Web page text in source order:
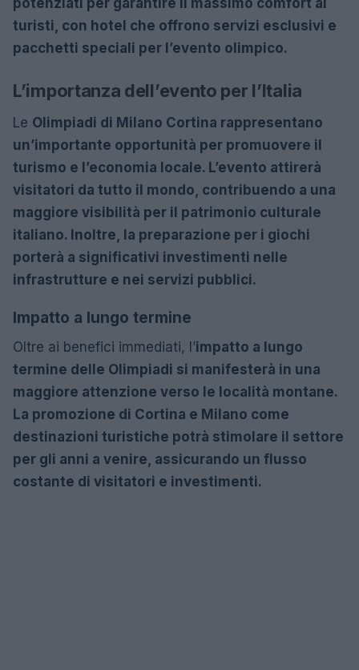
turisti, con hotel che offrono servizi esclusivi e
pacchetti speciali per l’evento olimpico.
L’importanza dell’evento per l’Italia
Le Olimpiadi di Milano Cortina rappresentano
un’importante opportunità per promuovere il
turismo e l’economia locale. L’evento attirerà
visitatori da tutto il mondo, contribuendo a una
maggiore visibilità per il patrimonio culturale
italiano. Inoltre, la preparazione per i giochi
porterà a significativi investimenti nelle
infrastrutture e nei servizi pubblici.
Impatto a lungo termine
Oltre ai benefici immediati, l’impatto a lungo
termine delle Olimpiadi si manifesterà in una
maggiore attenzione verso le località montane.
La promozione di Cortina e Milano come
destinazioni turistiche potrà stimolare il settore
per gli anni a venire, assicurando un flusso
costante di visitatori e investimenti.